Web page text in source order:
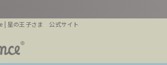
| 星の王子さま 公式サイト
人間がいたって
人間がいたって